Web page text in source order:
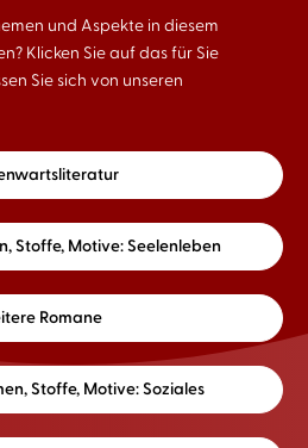
und Aspekte in diesem
Klicken Sie auf das für Sie
Sie sich von unseren
Stoffe, Motive: Seelenleben
Romane
Stoffe, Motive: Soziales